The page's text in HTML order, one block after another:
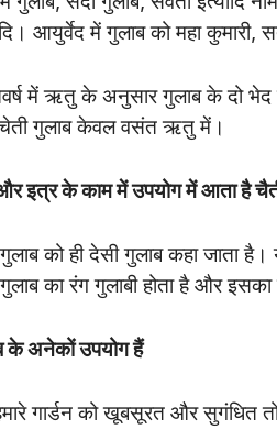
आयुर्वेद में गुलाब को महा कुमारी,
में ऋतु के अनुसार गुलाब के दो
गुलाब केवल वसंत ऋतु में।
इत्र के काम में उपयोग में आता है
को ही देसी गुलाब कहा जाता
का रंग गुलाबी होता है और इसका
के अनेकों उपयोग हैं
गार्डन को खूबसूरत और सुगंधित